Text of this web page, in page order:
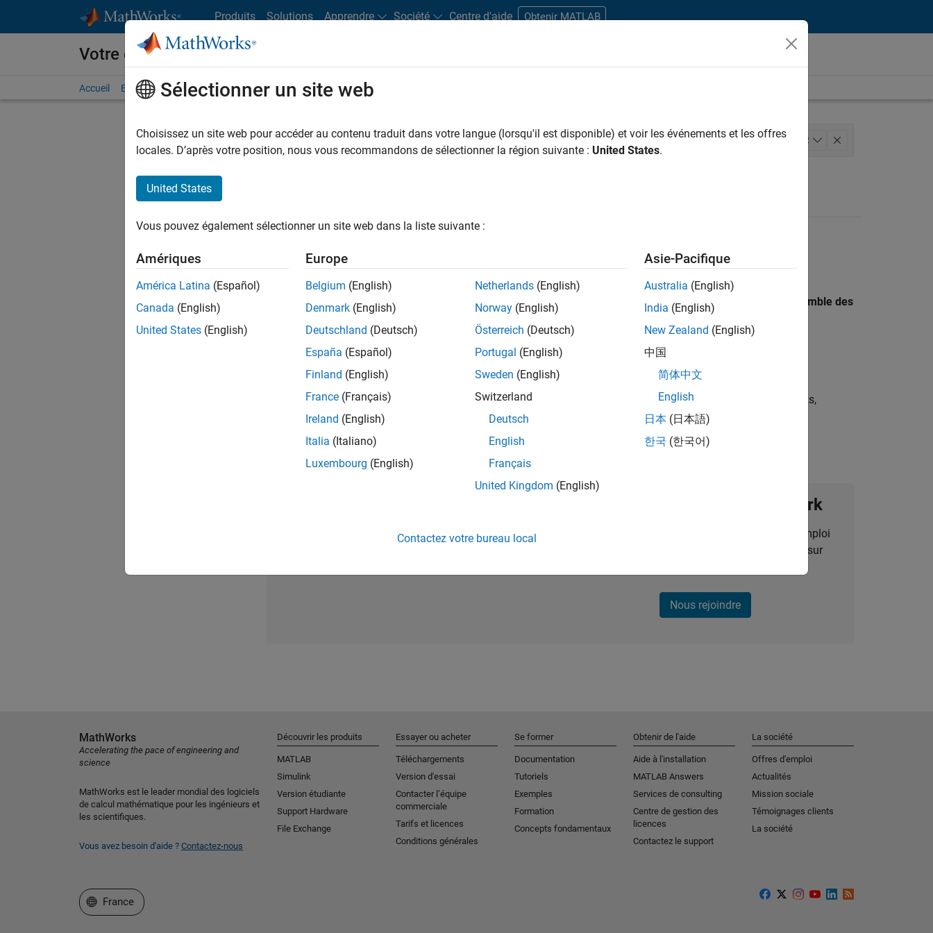
Produits Solutions Apprendre Société Centre d'aide Obtenir MATLAB
Votre carrière chez MathWorks
Accueil Explorer nos opportunités Adresses de nos bureaux Étudiants et carrières
FILTRER PAR Programme destiné aux nouvelles carrières (EDG) Support avancé Globalisation Ingénierie de la qualité 2
Les descriptions de poste n’ont pas toutes été traduites. Effectuez une recherche par lieu pour trouver l’ensemble des
opportunités de votre région.
Senior Software Quality Engineer
Senior Software Quality Engineer
FR-Meudon| Ingénierie de la qualité | Expérimenté(e)
Leverage your C/C++ development skills to design and develop test strategies, scalable test frameworks,
automated test suites, Hands-on testing for Polyspace.
1
Rejoignez notre Talent Network
Recevez des alertes pour des opportunités d'emploi
personnalisées, des articles et des actualités sur
Nous rejoindre
Sélectionner un site web
Choisissez un site web pour accéder au contenu traduit dans votre langue (lorsqu'il est disponible) et voir les événements et les offres
locales. D’après votre position, nous vous recommandons de sélectionner la région suivante : United States.
United States
Vous pouvez également sélectionner un site web dans la liste suivante :
Amériques
América Latina (Español)
Canada (English)
United States (English)
Europe
Belgium (English)
Denmark (English)
Deutschland (Deutsch)
España (Español)
Finland (English)
France (Français)
Ireland (English)
Italia (Italiano)
Luxembourg (English)
Netherlands (English)
Norway (English)
Österreich (Deutsch)
Portugal (English)
Sweden (English)
Switzerland
Deutsch
English
Français
United Kingdom (English)
Asie-Pacifique
Australia (English)
India (English)
New Zealand (English)
中国
简体中文
English
日本 (日本語)
한국 (한국어)
Contactez votre bureau local
MathWorks
Accelerating the pace of engineering and
science
MathWorks est le leader mondial des logiciels
de calcul mathématique pour les ingénieurs et
les scientifiques.
Vous avez besoin d'aide ? Contactez-nous
Découvrir les produits
MATLAB
Simulink
Version étudiante
Support Hardware
File Exchange
Essayer ou acheter
Téléchargements
Version d'essai
Contacter l’équipe
commerciale
Tarifs et licences
Conditions générales
Se former
Documentation
Tutoriels
Exemples
Formation
Concepts fondamentaux
Obtenir de l'aide
Aide à l'installation
MATLAB Answers
Services de consulting
Centre de gestion des
licences
Contactez le support
La société
Offres d'emploi
Actualités
Mission sociale
Témoignages clients
La société
Sélectionner un site web
France